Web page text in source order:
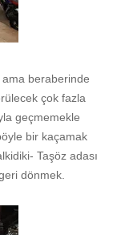
beraberinde
çok fazla
geçmemekle
bir kaçamak
Taşöz adası
dönmek.